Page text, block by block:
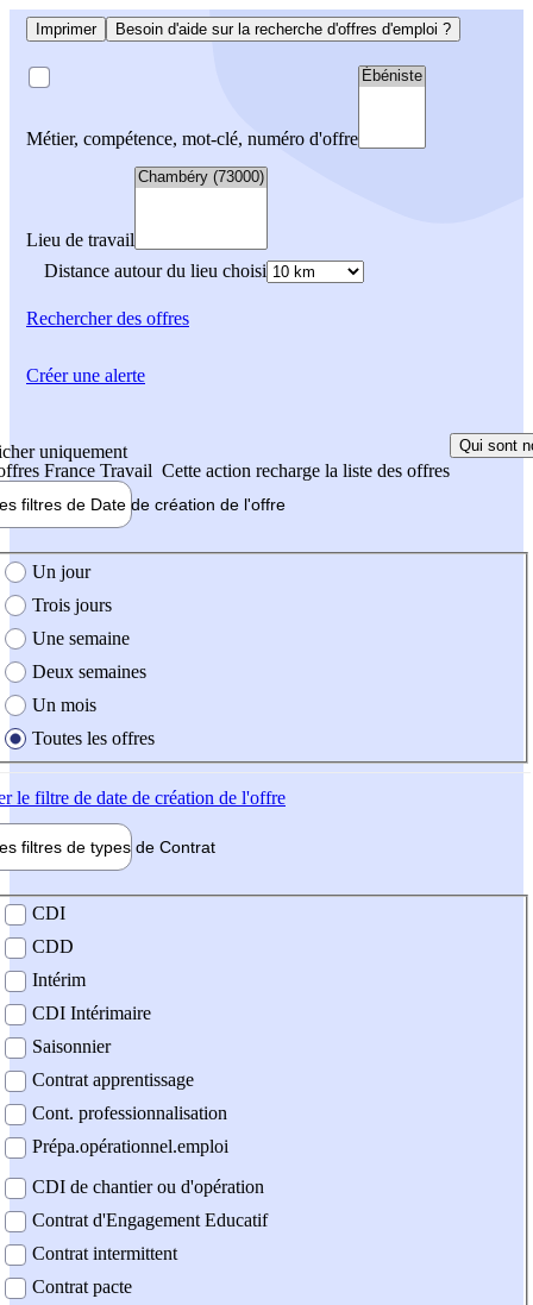
Imprimer Besoin d'aide sur la recherche d'offres d'emploi ?
Métier, compétence, mot-clé, numéro d'offre
Lieu de travail
Distance autour du lieu choisi
Rechercherdes offres
uniquement
France Travail Cette action recharge la liste des offres
Qui sont
filtres de Date de création de l'offre
création de l'offre
Un jour
Trois jours
Une semaine
Deux semaines
Un mois
Toutes les offres
le filtre de date de création de l'offre
filtres de types de Contrat
contrat
CDI
CDD
Intérim
CDI Intérimaire
Saisonnier
Contrat apprentissage
Cont. professionnalisation
Prépa.opérationnel.emploi
CDI de chantier ou d'opération
Contrat d'Engagement Educatif
Contrat intermittent
Contrat pacte
Créer une alerte